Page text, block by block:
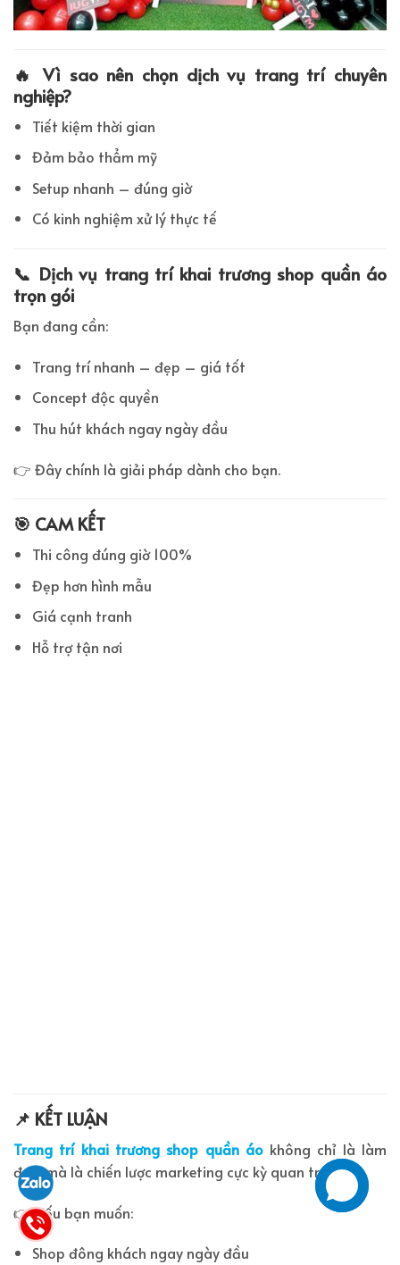
🔥 Vì sao nên chọn dịch vụ trang trí chuyên
nghiệp?
Tiết kiệm thời gian
Đảm bảo thẩm mỹ
Setup nhanh – đúng giờ
Có kinh nghiệm xử lý thực tế
📞 Dịch vụ trang trí khai trương shop quần áo
trọn gói
Bạn đang cần:
Trang trí nhanh – đẹp – giá tốt
Concept độc quyền
Thu hút khách ngay ngày đầu
👉 Đây chính là giải pháp dành cho bạn.
🎯 CAM KẾT
Thi công đúng giờ 100%
Đẹp hơn hình mẫu
Giá cạnh tranh
Hỗ trợ tận nơi
📌 KẾT LUẬN
Trang trí khai trương shop quần áokhông chỉ là làm
đẹp, mà là chiến lược marketing cực kỳ quan trọng.
👉 Nếu bạn muốn:
Shop đông khách ngay ngày đầu